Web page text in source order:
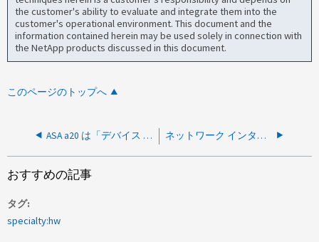
the customer's ability to evaluate and integrate them into the
customer's operational environment. This document and the
information contained herein may be used solely in connection with
the NetApp products discussed in this document.
このページのトップへ
ASA a20 は「デバイス 157/0/0 (IO1) が見つかりません」というエラーで起動に失敗します ネットワーク インターフェイスの問題が原因でService Processorの自動ファームウェアが失敗しました
おすすめの記事
タグ
specialty:hw